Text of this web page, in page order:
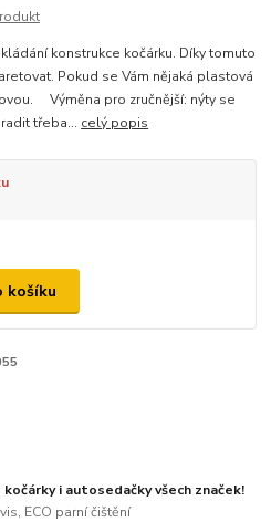
konstrukce kočárku. Díky tomuto
Pokud se Vám nějaká plastová
Výměna pro zručnější: nýty se
třeba... celý popis
košíku
i autosedačky všech značek!
ECO parní čištění